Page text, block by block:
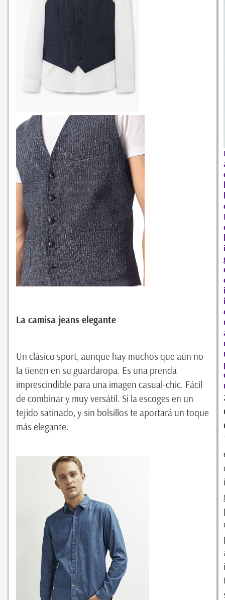
La camisa jeans elegante
Un clásico sport, aunque hay muchos que aún no
la tienen en su guardaropa. Es una prenda
imprescindible para una imagen casual-chic. Fácil
de combinar y muy versátil. Si la escoges en un
tejido satinado, y sin bolsillos te aportará un toque
más elegante.